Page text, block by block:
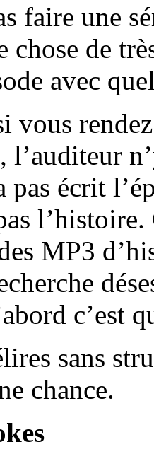
faire une
chose de
avec
vous
pas écrit
MP3
c’est
sans
chance.